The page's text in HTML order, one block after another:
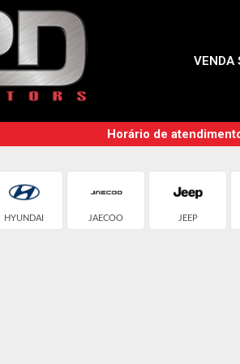
VENDA
Horário de
HYUNDAI JAECOO JEEP